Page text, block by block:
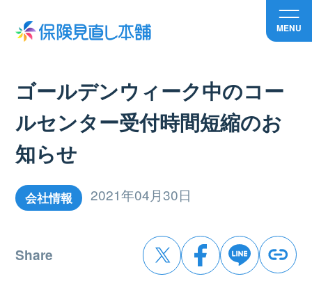
MENU
ゴールデンウィーク中のコー
ルセンター受付時間短縮のお
知らせ
会社情報 2021年04月30日
Share